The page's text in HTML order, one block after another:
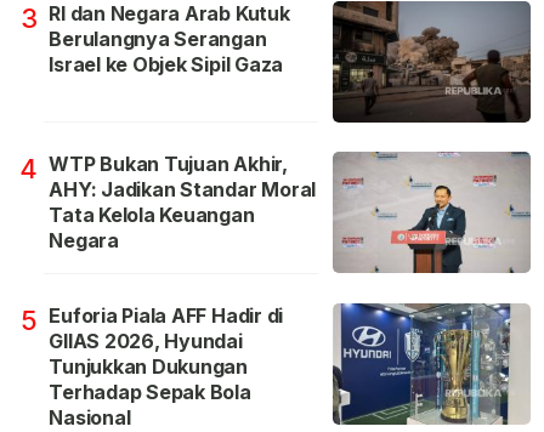
3 RI dan Negara Arab Kutuk
Berulangnya Serangan
Israel ke Objek Sipil Gaza
4 WTP Bukan Tujuan Akhir,
AHY: Jadikan Standar Moral
Tata Kelola Keuangan
Negara
5 Euforia Piala AFF Hadir di
GIIAS 2026, Hyundai
Tunjukkan Dukungan
Terhadap Sepak Bola
Nasional